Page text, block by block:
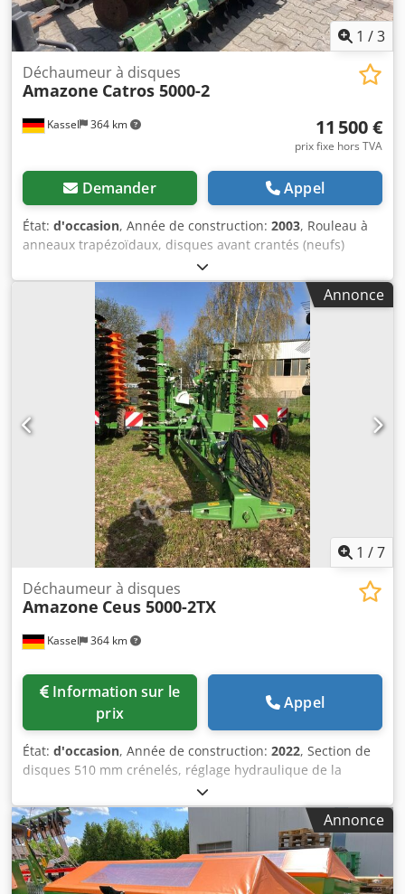
1 /3
Kassel 364 km
Déchaumeur à disques
Amazone Catros 5000-2
11 500 €
prix fixe hors TVA
Demander Appel
État: d'occasion, Année de construction: 2003, Rouleau à
anneaux trapézoïdaux, disques avant crantés (neufs)
Annonce
1 /7
Kassel 364 km
Déchaumeur à disques
Amazone Ceus 5000-2TX
prix
Appel
État: d'occasion, Année de construction: 2022, Section de
disques 510 mm crénelés, réglage hydraulique de la
profondeur de travail section de disques / réglage
hydraulique de la profondeur de travail de l’unité
niveleuse, dents C-Mix-Ultra pour Ceus 50 / réglage
hydraulique de la profondeur de travail du champ de
dents avec timon hydraulique, soc HD 80 mm / (14/K1)
Csdpjtz Tplefx Aaferf
Annonce